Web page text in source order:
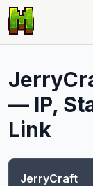
— IP,
Link
JerryCraft